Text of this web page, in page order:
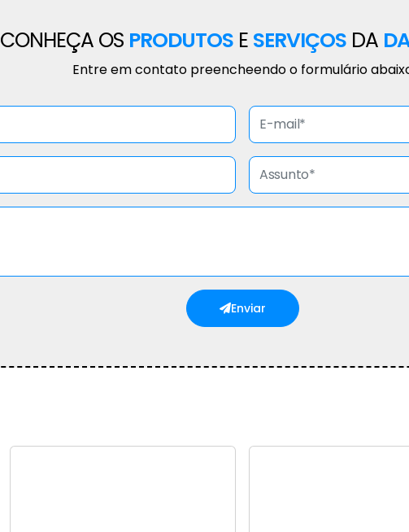
CONHEÇA OS PRODUTOSE SERVIÇOSDA
Entre em contato preencheendo o formulário
Enviar
Sistema Telefônico PABX em
instalação de